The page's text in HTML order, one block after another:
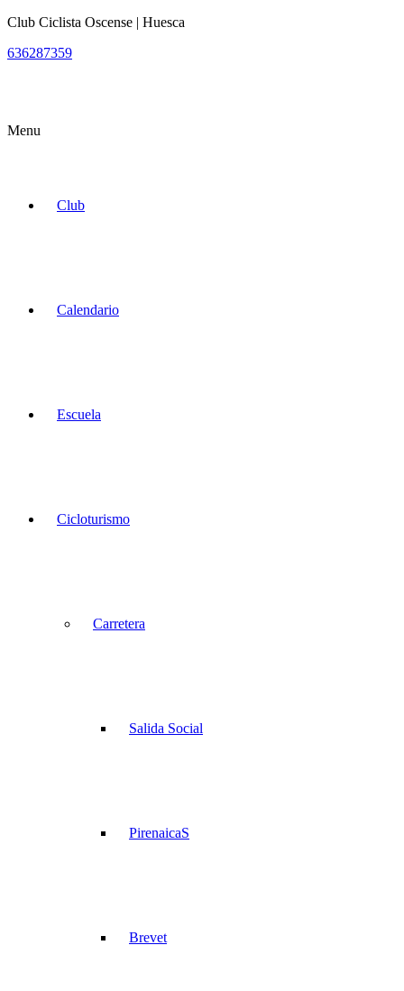
Club Ciclista Oscense | Huesca
636287359
Menu
Club
Calendario
Escuela
Cicloturismo
Carretera
Salida Social
PirenaicaS
Brevet